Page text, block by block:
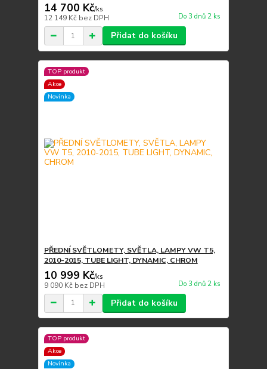
14 700 Kč/ks
12 149 Kč bez DPH Do 3 dnů 2 ks
Přidat do košíku
TOP produkt
Akce
Novinka
PŘEDNÍ SVĚTLOMETY, SVĚTLA, LAMPY VW T5,
2010-2015, TUBE LIGHT, DYNAMIC, CHROM
10 999 Kč/ks
9 090 Kč bez DPH Do 3 dnů 2 ks
Přidat do košíku
TOP produkt
Akce
Novinka